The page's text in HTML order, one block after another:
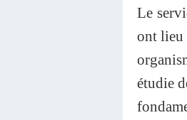
Le
ont lieu
étudie